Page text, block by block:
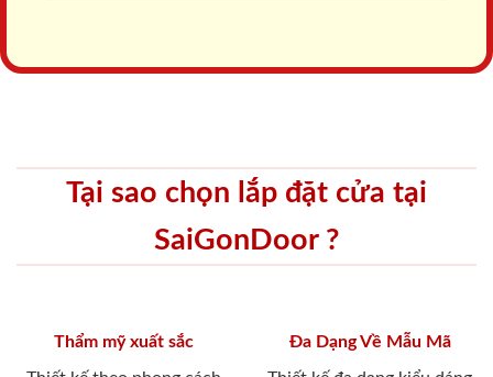
Tại sao chọn lắp đặt cửa tại
SaiGonDoor ?
Thẩm mỹ xuất sắc Đa Dạng Về Mẫu Mã